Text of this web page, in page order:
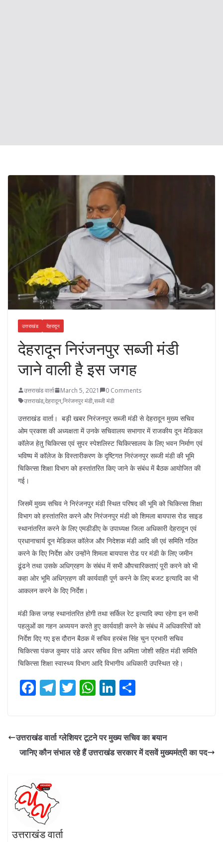
उत्तराखंड देहरादून
देहरादून निरंजनपुर सब्जी मंडी
जाने वाली है इस जगह
उत्तराखंड वार्ता March 5, 2021
0 Comments
उत्तराखंड,देहरादून,निरंजनपुर मंडी,सब्जी मंडी
उत्तराखंड वार्ता। बड़ी खबर निरंजनपुर सब्जी मंडी से देहरादून मुख्य सचिव
ओम प्रकाश की अध्यक्षता में उनके सचिवालय सभागार में राजकीय दून मेडिकल
कॉलेज हेतु चिकित्सा एवं सुपर स्पेशलिस्ट चिकित्सालय के लिए भवन निर्माण एवं
भविष्य में कॉलेज के विस्तारीकरण के दृष्टिगत निरंजनपुर सब्जी मंडी की भूमि
चिकित्सा शिक्षा विभाग को हस्तांतरित किए जाने के संबंध में बैठक आयोजित की
गई।
जिसमें मुख्य सचिव ने निरंजनपुर मंडी स्थित परिषद की भूमि को चिकित्सा शिक्षा
विभाग को हस्तांतरित करने और निरंजनपुर मंडी को शिमला बायपास रोड साइड
स्थानांतरित करने के लिए एमडीडीए के उपाध्यक्ष जिला अधिकारी देहरादून एवं
प्रधानाचार्य दून मेडिकल कॉलेज और निदेशक मंडी आदि की एवं समिति गठित
करने के दिए निर्देश ओर उन्होंने शिमला बायपास रोड पर मंडी के लिए जमीन
ढूंढने तथा उसके अधिग्रहण के संबंध में सभी औपचारिकताएं पूरी करने को भी
कहा ओर भूमि अधिग्रहण की कार्यवाही पूर्ण करने के लिए बजट इत्यादि का भी
आकलन करने के दिए निर्देश।
मंडी किस जगह स्थानांतरित होगी तथा सर्किल रेट इत्यादि क्या रहेगा इन सभी
पहलुओं का गहन अध्ययन करते हुए कार्यवाही करने के संबंध में अधिकारियों को
निर्देश दिए गए इस दौरान बैठक में सचिव हरबंस सिंह चुन प्रभारी सचिव
चिकित्सा पंकज कुमार पांडे अपर सचिव वित्त अमिता जोशी सहित मंडी समिति
चिकित्सा शिक्षा स्वास्थ्य विभाग आदि विभागीय अधिकारी उपस्थित रहे।
F
b
o
k
T
gr
a
T
er
W
s
A
Li
e
dI
e
उत्तराखंड वार्ता ग्लेशियर टूटने पर मुख्य सचिव का बयान
जानिए कौन संभाल रहे हैं उत्तराखंड सरकार में दसवें मुख्यमंत्री का पद
उत्तराखंड वार्ता